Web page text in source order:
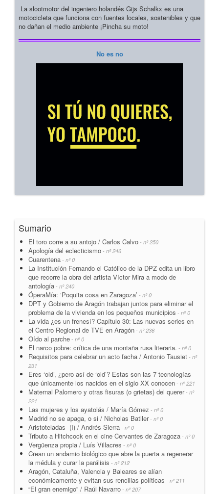
La slootmotor del ingeniero holandés Gijs Schalkx es una
motocicleta que funciona con fuentes locales, sostenibles y que
no dañan el medio ambiente ¡Pincha su moto!
No es no
Sumario
El toro corre a su antojo / Carlos Calvo - nº 250
Apología del eclecticismo - nº 246
Cuarentena - nº 0
La Institución Fernando el Católico de la DPZ edita un libro
que recorre la obra del artista Víctor Mira a modo de
antología - nº 240
ÓperaMía: ‘Poquita cosa en Zaragoza’ - nº 0
DPT y Gobierno de Aragón trabajan juntos para eliminar el
problema de la vivienda en los pequeños municipios - nº 0
La vida ¿es un frenesí? Capítulo 30: Las nuevas series en
el Centro Regional de TVE en Aragón - nº 236
Oído al parche - nº 0
El narco pobre: crítica de una montaña rusa literaria. - nº 0
Requisitos para celebrar un acto facha / Antonio Tausiet - nº
231
Eres ‘old’, ¿pero así de ‘old’? Estas son las 7 tecnologías
que únicamente los nacidos en el siglo XX conocen - nº 221
Maternal Palomero y otras fisuras (o grietas) del querer- nº
221
Las mujeres y los ayatolás / María Gómez - nº 0
Madrid no se apaga, o si / Nicholas Batller- nº 0
Aristoteladas (I) / Andrés Sierra - nº 0
Tributo a Hitchcock en el cine Cervantes de Zaragoza - nº 0
Vergüenza propia / Luís Villacres - nº 0
Crean un andamio biológico que abre la puerta a regenerar
la médula y curar la parálisis - nº 212
Aragón, Cataluña, Valencia y Baleares se alían
económicamente y evitan sus rencillas políticas - nº 211
“El gran enemigo” / Raúl Navarro - nº 207